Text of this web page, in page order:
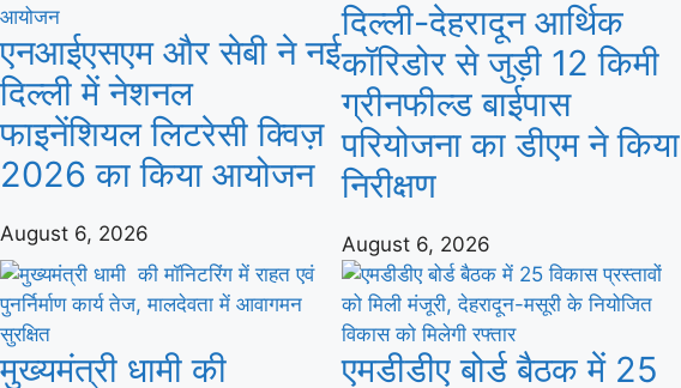
एनआईएसएम और सेबी ने नई
दिल्ली में नेशनल
फाइनेंशियल लिटरेसी क्विज़
2026 का किया आयोजन
August 6, 2026
दिल्ली-देहरादून आर्थिक
कॉरिडोर से जुड़ी 12 किमी
ग्रीनफील्ड बाईपास
परियोजना का डीएम ने किया
निरीक्षण
August 6, 2026
मुख्यमंत्री धामी की एमडीडीए बोर्ड बैठक में 25